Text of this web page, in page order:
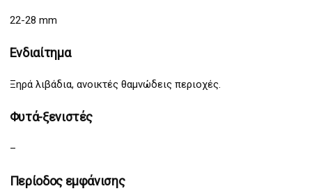
22-28 mm
Ενδιαίτημα
Ξηρά λιβάδια, ανοικτές θαμνώδεις περιοχές.
Φυτά-ξενιστές
–
Περίοδος εμφάνισης